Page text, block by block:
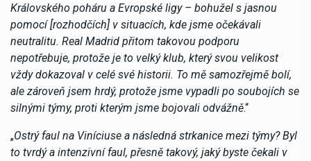
Královského poháru a Evropské ligy – bohužel s jasnou
pomocí [rozhodčích] v situacích, kde jsme očekávali
neutralitu. Real Madrid přitom takovou podporu
nepotřebuje, protože je to velký klub, který svou velikost
vždy dokazoval v celé své historii. To mě samozřejmě bolí,
ale zároveň jsem hrdý, protože jsme vypadli po soubojích se
silnými týmy, proti kterým jsme bojovali odvážně.“
„Ostrý faul na Viníciuse a následná strkanice mezi týmy? Byl
to tvrdý a intenzivní faul, přesně takový, jaký byste čekali v